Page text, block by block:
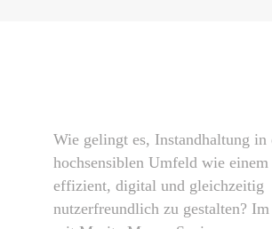
Wie gelingt es, Instandhaltung in
hochsensiblen Umfeld wie
effizient, digital und gleichzeitig
nutzerfreundlich zu gestalten? Im